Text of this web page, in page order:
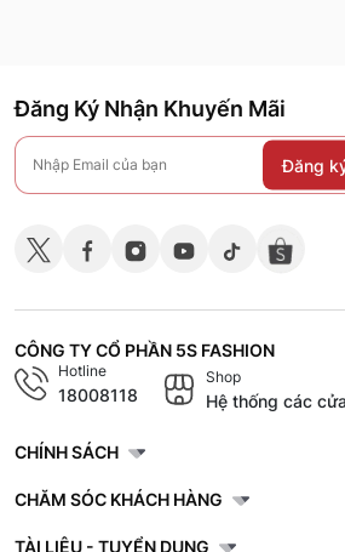
Đăng Ký Nhận Khuyến Mãi
Đăng
CÔNG TY CỔ PHẦN 5S FASHION
Hotline
18008118
Shop
Hệ thống các
CHÍNH SÁCH
CHĂM SÓC KHÁCH HÀNG
TÀI LIỆU - TUYỂN DỤNG